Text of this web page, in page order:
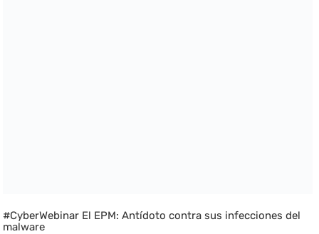
#CyberWebinar El EPM: Antídoto contra sus infecciones del
malware